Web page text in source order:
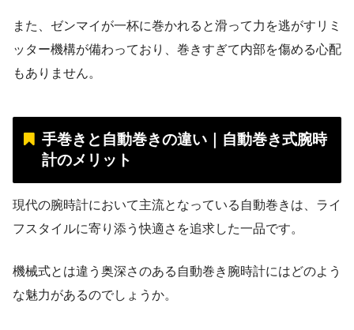
また、ゼンマイが一杯に巻かれると滑って力を逃がすリミ
ッター機構が備わっており、巻きすぎて内部を傷める心配
もありません。
手巻きと自動巻きの違い｜自動巻き式腕時
計のメリット
現代の腕時計において主流となっている自動巻きは、ライ
フスタイルに寄り添う快適さを追求した一品です。
機械式とは違う奥深さのある自動巻き腕時計にはどのよう
な魅力があるのでしょうか。